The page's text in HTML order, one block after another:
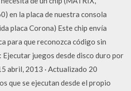
en la placa de nuestra consola
placa Corona) Este chip envía
para que reconozca código sin
Ejecutar juegos desde disco duro por
abril, 2013 · Actualizado 20
que se ejecutan desde el propio